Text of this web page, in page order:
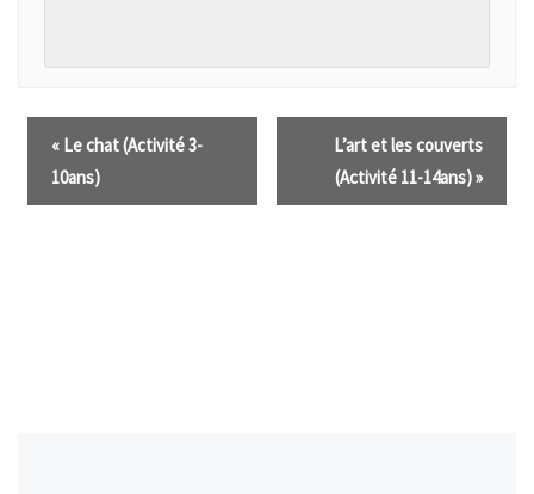
« Le chat (Activité 3-
10ans)
L’art et les couverts
(Activité 11-14ans)»